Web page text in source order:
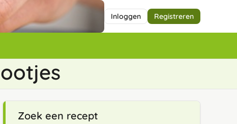
Inloggen Registreren
Zoek een recept